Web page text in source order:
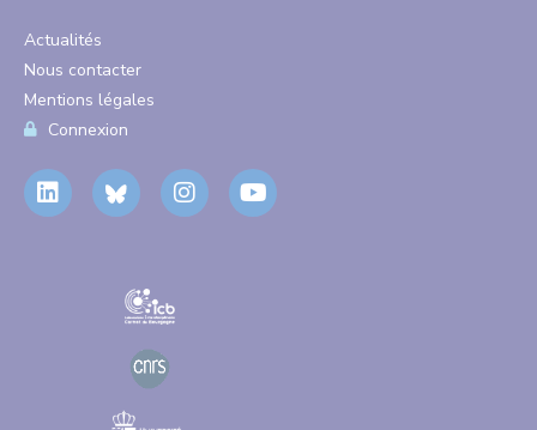
Actualités
Nous contacter
Mentions légales
Connexion